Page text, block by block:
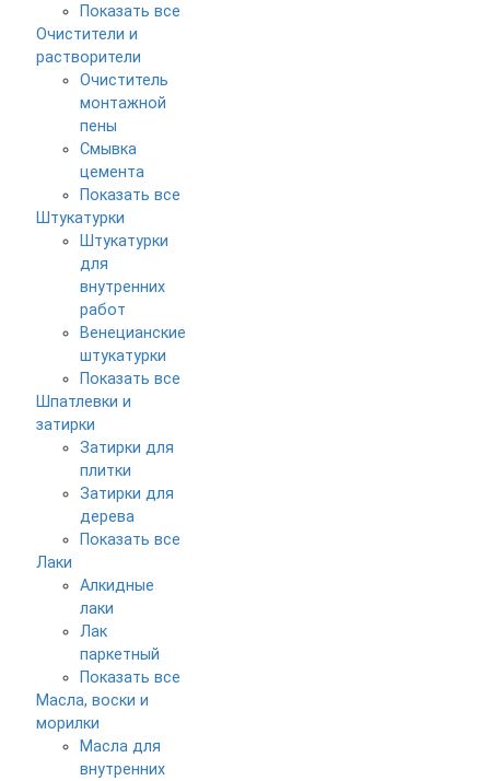
Показать все
Очистители и
растворители
Очиститель
монтажной
пены
Смывка
цемента
Показать все
Штукатурки
Штукатурки
для
внутренних
работ
Венецианские
штукатурки
Показать все
Шпатлевки и
затирки
Затирки для
плитки
Затирки для
дерева
Показать все
Лаки
Алкидные
лаки
Лак
паркетный
Показать все
Масла, воски и
морилки
Масла для
внутренних